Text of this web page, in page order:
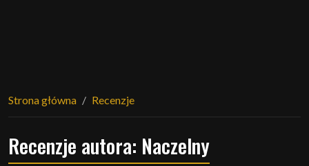
Strona główna Recenzje
Recenzje autora: Naczelny